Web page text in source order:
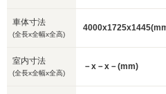
車体寸法
(全長x全幅x全高)
室内寸法
(全長x全幅x全高)
－x－x－(mm)